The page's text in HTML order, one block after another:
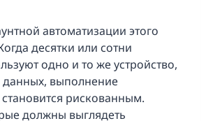
автоматизации этого
десятки или сотни
одно и то же устройство,
данных, выполнение
рискованным.
должны выглядеть